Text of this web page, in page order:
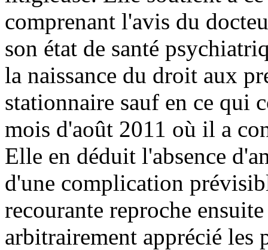
comprenant l'avis du
son état de santé
la naissance du droit aux
stationnaire sauf en ce qui
mois d'août 2011 où il a
Elle en déduit l'absence
d'une complication
recourante reproche
arbitrairement apprécié les